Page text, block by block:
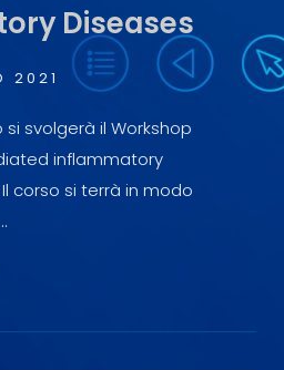
Diseases
2021
SIMONA
BULGARI
svolgerà il Workshop
inflammatory
Il corso si terrà in modo